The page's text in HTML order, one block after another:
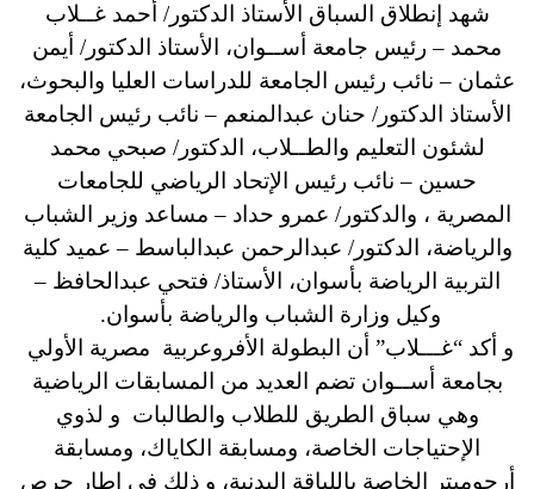
شهد إنطلاق السباق الأستاذ الدكتور/ أحمد غــلاب
محمد – رئيس جامعة أســوان، الأستاذ الدكتور/ أيمن
عثمان – نائب رئيس الجامعة للدراسات العليا والبحوث،
الأستاذ الدكتور/ حنان عبدالمنعم – نائب رئيس الجامعة
لشئون التعليم والطــلاب، الدكتور/ صبحي محمد
حسين – نائب رئيس الإتحاد الرياضي للجامعات
المصرية ، والدكتور/ عمرو حداد – مساعد وزير الشباب
والرياضة، الدكتور/ عبدالرحمن عبدالباسط – عميد كلية
التربية الرياضة بأسوان، الأستاذ/ فتحي عبدالحافظ –
وكيل وزارة الشباب والرياضة بأسوان.
و أكد “غـــلاب” أن البطولة الأفروعربية مصرية الأولي
بجامعة أســوان تضم العديد من المسابقات الرياضية
وهي سباق الطريق للطلاب والطالبات و لذوي
الإحتياجات الخاصة، ومسابقة الكاياك، ومسابقة
أرجوميتر الخاصة باللياقة البدنية، و ذلك في إطار حرص